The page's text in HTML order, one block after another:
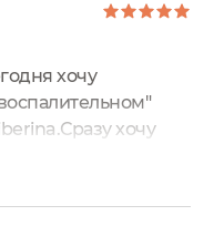
хочу
хочу
были